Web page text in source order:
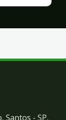
Santos - SP,